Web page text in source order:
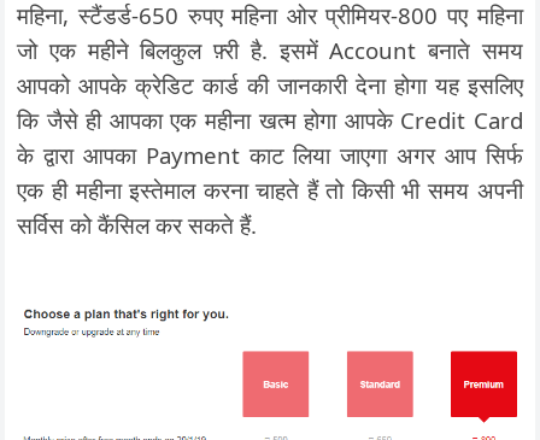
महिना, स्टैंडर्ड-650 रुपए महिना ओर प्रीमियर-800 पए महिना
जो एक महीने बिलकुल फ़्री है. इसमें Account बनाते समय
आपको आपके क्रेडिट कार्ड की जानकारी देना होगा यह इसलिए
कि जैसे ही आपका एक महीना खत्म होगा आपके Credit Card
के द्वारा आपका Payment काट लिया जाएगा अगर आप सिर्फ
एक ही महीना इस्तेमाल करना चाहते हैं तो किसी भी समय अपनी
सर्विस को कैंसिल कर सकते हैं.